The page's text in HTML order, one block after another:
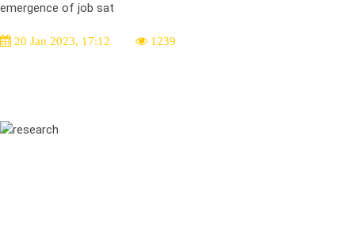
emergence of job sat
20 Jan 2023, 17:12 1239